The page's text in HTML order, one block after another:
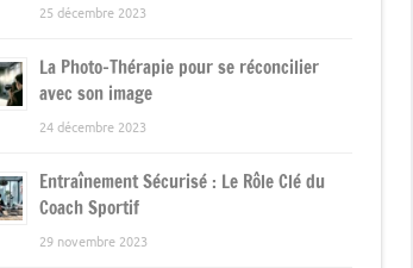
25 décembre 2023
La Photo-Thérapie pour se réconcilier
avec son image
24 décembre 2023
Entraînement Sécurisé : Le Rôle Clé du
Coach Sportif
29 novembre 2023